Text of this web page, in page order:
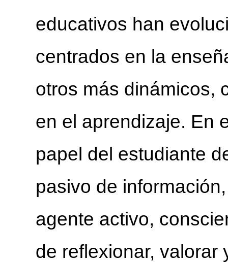
educativos han
centrados en la
otros más dinámicos,
en el aprendizaje. En
papel del estudiante
pasivo de
agente activo,
de reflexionar, valorar